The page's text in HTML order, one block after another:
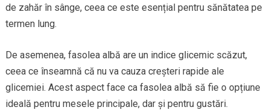
de zahăr în sânge, ceea ce este esențial pentru sănătatea pe
termen lung.
De asemenea, fasolea albă are un indice glicemic scăzut,
ceea ce înseamnă că nu va cauza creșteri rapide ale
glicemiei. Acest aspect face ca fasolea albă să fie o opțiune
ideală pentru mesele principale, dar și pentru gustări.